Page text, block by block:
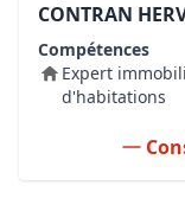
CONTRAN
Compétences
Expert
d'habitations